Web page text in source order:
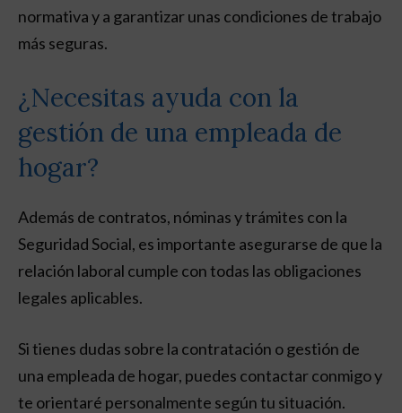
normativa y a garantizar unas condiciones de trabajo
más seguras.
¿Necesitas ayuda con la
gestión de una empleada de
hogar?
Además de contratos, nóminas y trámites con la
Seguridad Social, es importante asegurarse de que la
relación laboral cumple con todas las obligaciones
legales aplicables.
Si tienes dudas sobre la contratación o gestión de
una empleada de hogar, puedes contactar conmigo y
te orientaré personalmente según tu situación.